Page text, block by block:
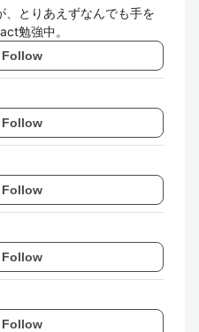
、とりあえずなんでも手を
勉強中。
Follow
Follow
Follow
Follow
Follow